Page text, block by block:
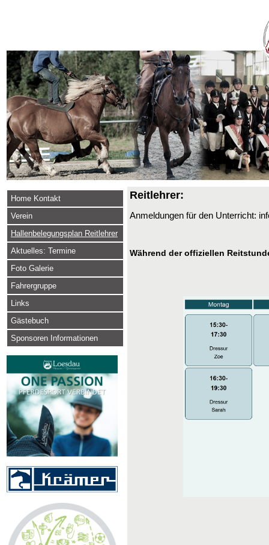
Home Kontakt
Verein
Hallenbelegungsplan Reitlehrer
Aktuelles: Termine
Foto Galerie
Fahrergruppe
Links
Gästebuch
Sponsoren Informationen
Reitlehrer:
Anmeldungen für den Unterricht:
Während der offiziellen